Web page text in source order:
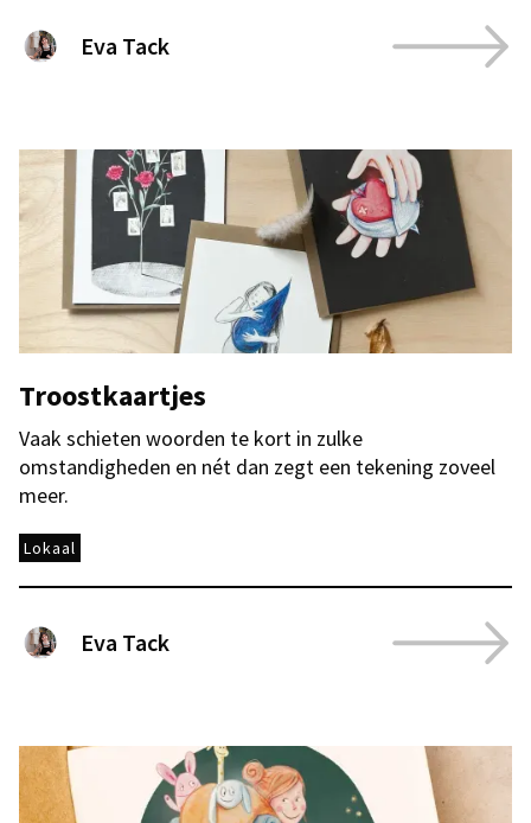
Eva Tack
Troostkaartjes
Vaak schieten woorden te kort in zulke
omstandigheden en nét dan zegt een tekening zoveel
meer.
Lokaal
Eva Tack